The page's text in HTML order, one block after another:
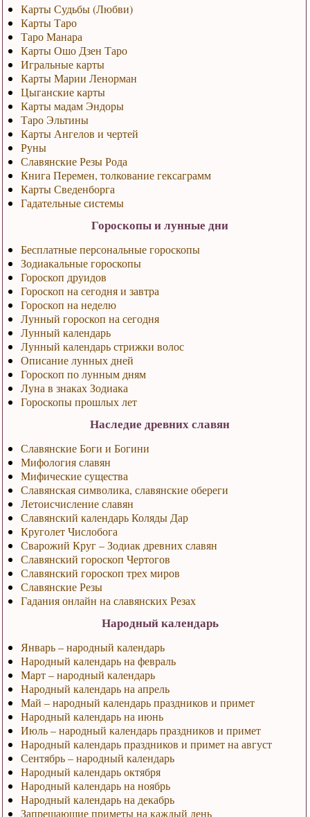
Карты Судьбы (Любви)
Карты Таро
Таро Манара
Карты Ошо Дзен Таро
Игральные карты
Карты Марии Ленорман
Цыганские карты
Карты мадам Эндоры
Таро Эльтины
Карты Ангелов и чертей
Руны
Славянские Резы Рода
Книга Перемен, толкование гексаграмм
Карты Сведенборга
Гадательные системы
Гороскопы и лунные дни
Бесплатные персональные гороскопы
Зодиакальные гороскопы
Гороскоп друидов
Гороскоп на сегодня и завтра
Гороскоп на неделю
Лунный гороскоп на сегодня
Лунный календарь
Лунный календарь стрижки волос
Описание лунных дней
Гороскоп по лунным дням
Луна в знаках Зодиака
Гороскопы прошлых лет
Наследие древних славян
Славянские Боги и Богини
Мифология славян
Мифические существа
Славянская символика, славянские обереги
Летоисчисление славян
Славянский календарь Коляды Дар
Круголет Числобога
Сварожий Круг – Зодиак древних славян
Славянский гороскоп Чертогов
Славянский гороскоп трех миров
Славянские Резы
Гадания онлайн на славянских Резах
Народный календарь
Январь – народный календарь
Народный календарь на февраль
Март – народный календарь
Народный календарь на апрель
Май – народный календарь праздников и примет
Народный календарь на июнь
Июль – народный календарь праздников и примет
Народный календарь праздников и примет на август
Сентябрь – народный календарь
Народный календарь октября
Народный календарь на ноябрь
Народный календарь на декабрь
Запрещающие приметы на каждый день